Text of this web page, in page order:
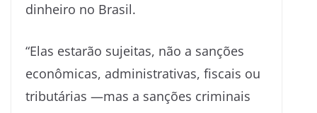
dinheiro no Brasil.
“Elas estarão sujeitas, não a sanções
econômicas, administrativas, fiscais ou
tributárias —mas a sanções criminais